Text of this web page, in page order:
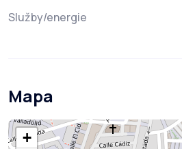
Služby/energie
Mapa
+